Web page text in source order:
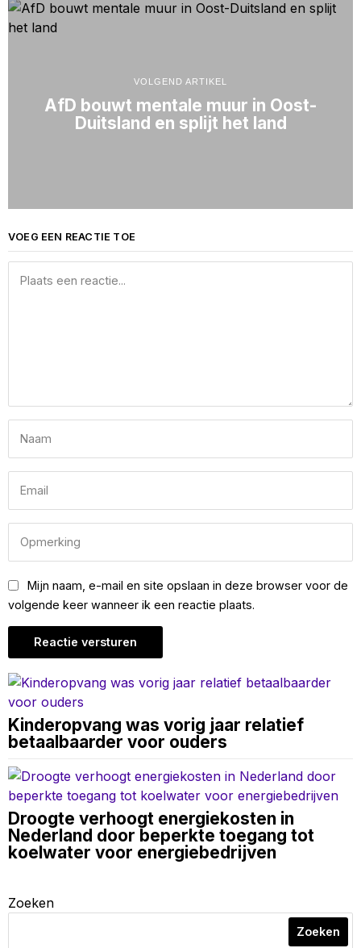
VOLGEND ARTIKEL
AfD bouwt mentale muur in Oost-
Duitsland en splijt het land
VOEG EEN REACTIE TOE
Mijn naam, e-mail en site opslaan in deze browser voor de
volgende keer wanneer ik een reactie plaats.
Kinderopvang was vorig jaar relatief
betaalbaarder voor ouders
Droogte verhoogt energiekosten in
Nederland door beperkte toegang tot
koelwater voor energiebedrijven
Zoeken
Zoeken